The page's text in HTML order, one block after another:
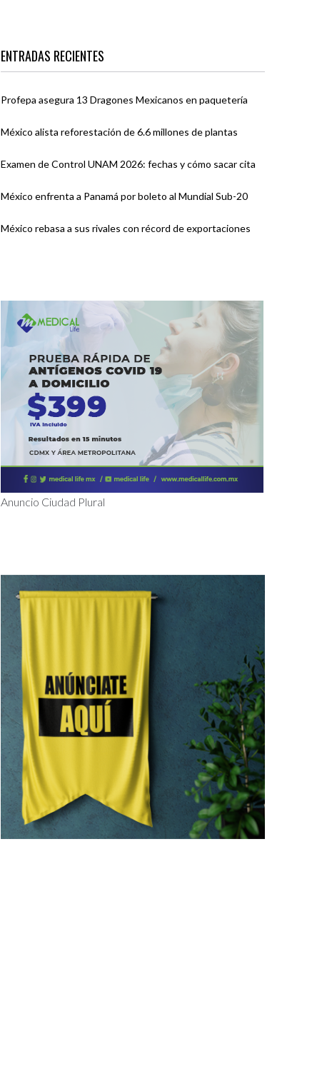
ENTRADAS RECIENTES
Profepa asegura 13 Dragones Mexicanos en paquetería
México alista reforestación de 6.6 millones de plantas
Examen de Control UNAM 2026: fechas y cómo sacar cita
México enfrenta a Panamá por boleto al Mundial Sub-20
México rebasa a sus rivales con récord de exportaciones
Anuncio Ciudad Plural